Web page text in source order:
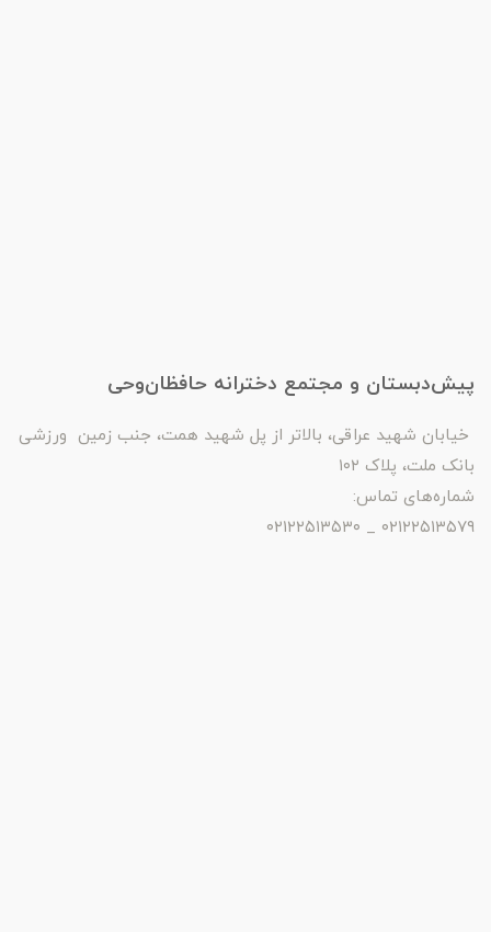
پیش‌دبستان و مجتمع دخترانه حافظان‌وحی
خیابان شهید عراقی، بالاتر از پل شهید همت، جنب زمین ورزشی
بانک ملت، پلاک ۱۰۲
شماره‌های تماس:
۰۲۱۲۲۵۱۳۵۷۹ _ ۰۲۱۲۲۵۱۳۵۳۰